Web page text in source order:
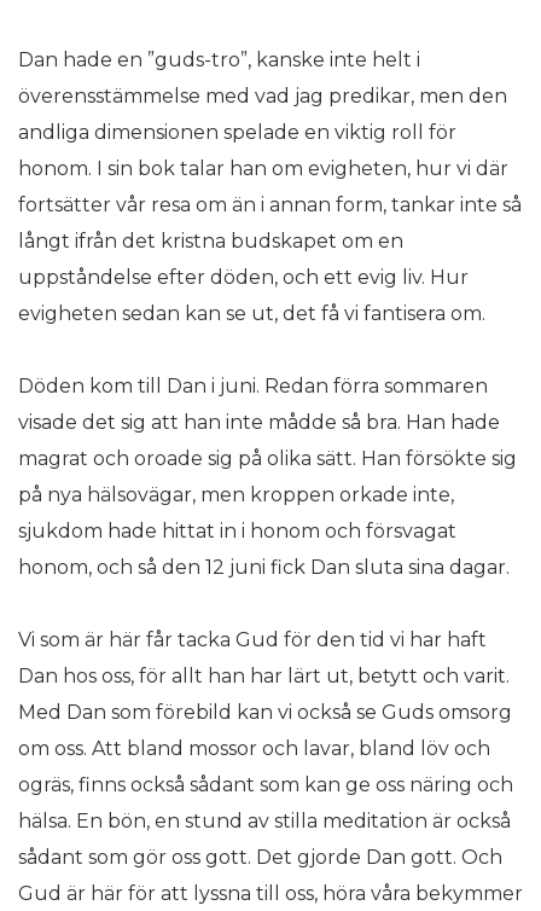
Dan hade en ”guds-tro”, kanske inte helt i
överensstämmelse med vad jag predikar, men den
andliga dimensionen spelade en viktig roll för
honom. I sin bok talar han om evigheten, hur vi där
fortsätter vår resa om än i annan form, tankar inte så
långt ifrån det kristna budskapet om en
uppståndelse efter döden, och ett evig liv. Hur
evigheten sedan kan se ut, det få vi fantisera om.
Döden kom till Dan i juni. Redan förra sommaren
visade det sig att han inte mådde så bra. Han hade
magrat och oroade sig på olika sätt. Han försökte sig
på nya hälsovägar, men kroppen orkade inte,
sjukdom hade hittat in i honom och försvagat
honom, och så den 12 juni fick Dan sluta sina dagar.
Vi som är här får tacka Gud för den tid vi har haft
Dan hos oss, för allt han har lärt ut, betytt och varit.
Med Dan som förebild kan vi också se Guds omsorg
om oss. Att bland mossor och lavar, bland löv och
ogräs, finns också sådant som kan ge oss näring och
hälsa. En bön, en stund av stilla meditation är också
sådant som gör oss gott. Det gjorde Dan gott. Och
Gud är här för att lyssna till oss, höra våra bekymmer